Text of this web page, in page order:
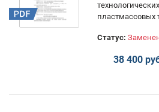
пластмассовых
Статус:
38 400